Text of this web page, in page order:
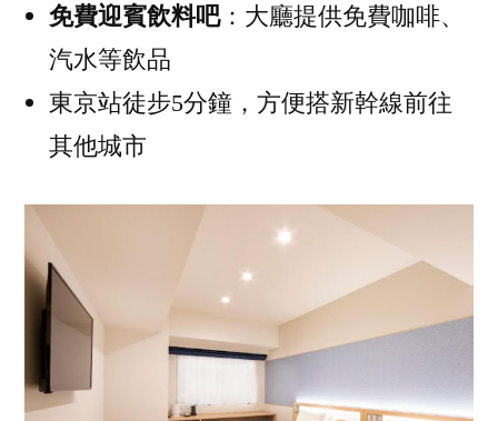
免費迎賓飲料吧：大廳提供免費咖啡、
汽水等飲品
東京站徒步5分鐘，方便搭新幹線前往
其他城市